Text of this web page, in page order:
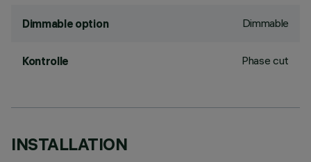
Dimmable option Dimmable
Kontrolle Phase cut
INSTALLATION